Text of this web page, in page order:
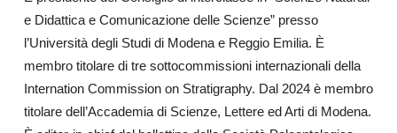
e Didattica e Comunicazione delle Scienze” presso
l’Università degli Studi di Modena e Reggio Emilia. È
membro titolare di tre sottocommissioni internazionali della
Internation Commission on Stratigraphy. Dal 2024 è membro
titolare dell’Accademia di Scienze, Lettere ed Arti di Modena.